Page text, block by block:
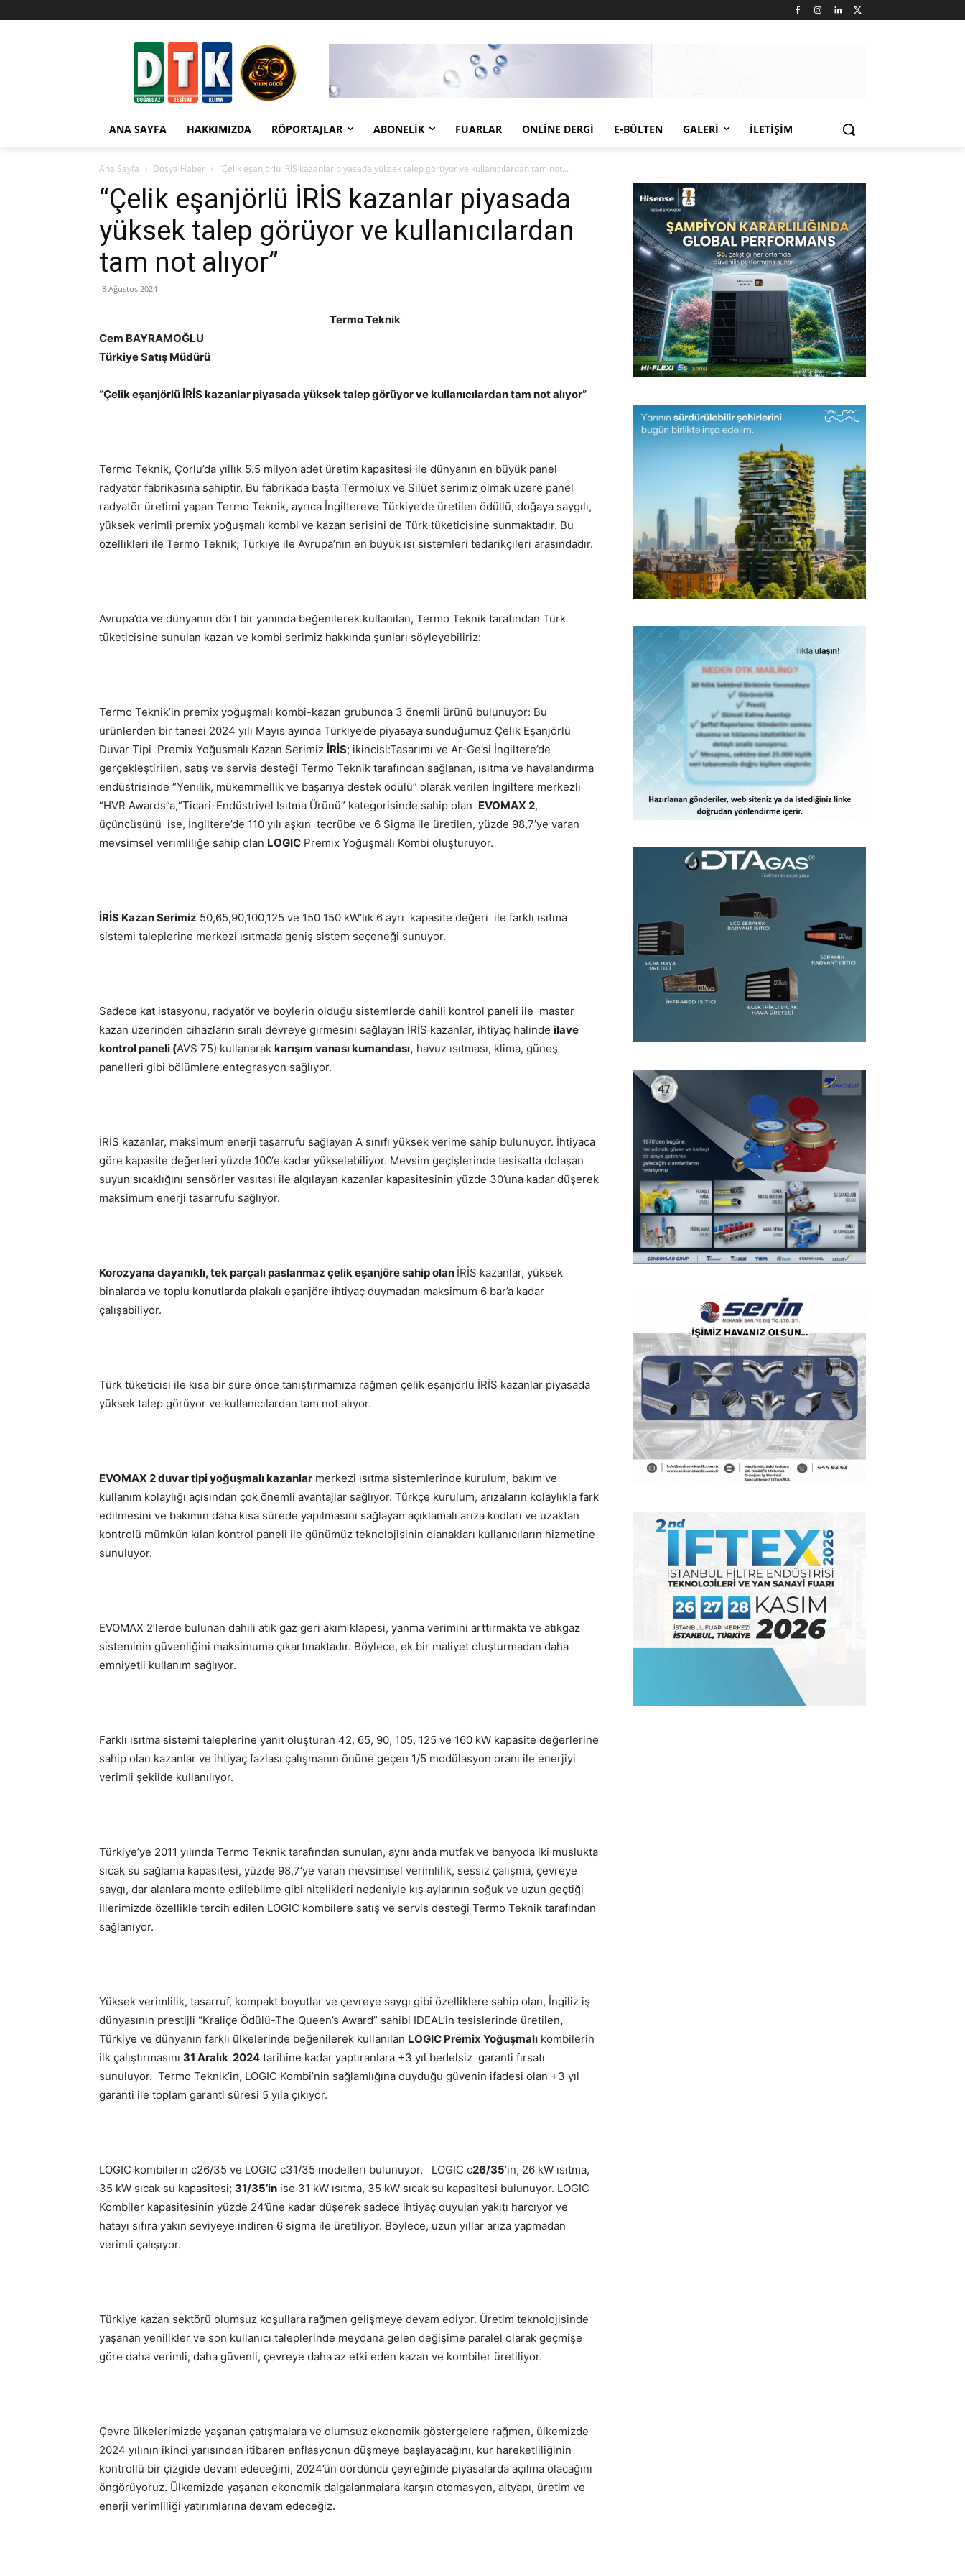
ANA SAYFA HAKKIMIZDA RÖPORTAJLAR ABONELIK FUARLAR ONLINE DERGI E-BÜLTEN GALERI İLETIŞIM
Ana Sayfa Dosya Haber “Çelik eşanjörlü İRİS kazanlar piyasada yüksek talep görüyor ve kullanıcılardan tam not...
“Çelik eşanjörlü İRİS kazanlar piyasada
yüksek talep görüyor ve kullanıcılardan
tam not alıyor”
8 Ağustos 2024
Termo Teknik
Cem BAYRAMOĞLU
Türkiye Satış Müdürü
“Çelik eşanjörlü İRİS kazanlar piyasada yüksek talep görüyor ve kullanıcılardan tam not alıyor”
Termo Teknik, Çorlu’da yıllık 5.5 milyon adet üretim kapasitesi ile dünyanın en büyük panel
radyatör fabrikasına sahiptir. Bu fabrikada başta Termolux ve Silüet serimiz olmak üzere panel
radyatör üretimi yapan Termo Teknik, ayrıca İngiltereve Türkiye’de üretilen ödüllü, doğaya saygılı,
yüksek verimli premix yoğuşmalı kombi ve kazan serisini de Türk tüketicisine sunmaktadır. Bu
özellikleri ile Termo Teknik, Türkiye ile Avrupa’nın en büyük ısı sistemleri tedarikçileri arasındadır.
Avrupa’da ve dünyanın dört bir yanında beğenilerek kullanılan, Termo Teknik tarafından Türk
tüketicisine sunulan kazan ve kombi serimiz hakkında şunları söyleyebiliriz:
Termo Teknik’in premix yoğuşmalı kombi-kazan grubunda 3 önemli ürünü bulunuyor: Bu
ürünlerden bir tanesi 2024 yılı Mayıs ayında Türkiye’de piyasaya sunduğumuz Çelik Eşanjörlü
Duvar Tipi Premix Yoğusmalı Kazan Serimiz İRİS; ikincisi:Tasarımı ve Ar-Ge’si İngiltere’de
gerçekleştirilen, satış ve servis desteği Termo Teknik tarafından sağlanan, ısıtma ve havalandırma
endüstrisinde “Yenilik, mükemmellik ve başarıya destek ödülü” olarak verilen İngiltere merkezli
“HVR Awards”a,“Ticari-Endüstriyel Isıtma Ürünü” kategorisinde sahip olan EVOMAX 2,
üçüncüsünü ise, İngiltere’de 110 yılı aşkın tecrübe ve 6 Sigma ile üretilen, yüzde 98,7’ye varan
mevsimsel verimliliğe sahip olan LOGIC Premix Yoğuşmalı Kombi oluşturuyor.
İRİS Kazan Serimiz 50,65,90,100,125 ve 150 150 kW’lık 6 ayrı kapasite değeri ile farklı ısıtma
sistemi taleplerine merkezi ısıtmada geniş sistem seçeneği sunuyor.
Sadece kat istasyonu, radyatör ve boylerin olduğu sistemlerde dahili kontrol paneli ile master
kazan üzerinden cihazların sıralı devreye girmesini sağlayan İRİS kazanlar, ihtiyaç halinde ilave
kontrol paneli (AVS 75) kullanarak karışım vanası kumandası, havuz ısıtması, klima, güneş
panelleri gibi bölümlere entegrasyon sağlıyor.
İRİS kazanlar, maksimum enerji tasarrufu sağlayan A sınıfı yüksek verime sahip bulunuyor. İhtiyaca
göre kapasite değerleri yüzde 100‘e kadar yükselebiliyor. Mevsim geçişlerinde tesisatta dolaşan
suyun sıcaklığını sensörler vasıtası ile algılayan kazanlar kapasitesinin yüzde 30’una kadar düşerek
maksimum enerji tasarrufu sağlıyor.
Korozyana dayanıklı, tek parçalı paslanmaz çelik eşanjöre sahip olan İRİS kazanlar, yüksek
binalarda ve toplu konutlarda plakalı eşanjöre ihtiyaç duymadan maksimum 6 bar’a kadar
çalışabiliyor.
Türk tüketicisi ile kısa bir süre önce tanıştırmamıza rağmen çelik eşanjörlü İRİS kazanlar piyasada
yüksek talep görüyor ve kullanıcılardan tam not alıyor.
EVOMAX 2 duvar tipi yoğuşmalı kazanlar merkezi ısıtma sistemlerinde kurulum, bakım ve
kullanım kolaylığı açısından çok önemli avantajlar sağlıyor. Türkçe kurulum, arızaların kolaylıkla fark
edilmesini ve bakımın daha kısa sürede yapılmasını sağlayan açıklamalı arıza kodları ve uzaktan
kontrolü mümkün kılan kontrol paneli ile günümüz teknolojisinin olanakları kullanıcıların hizmetine
sunuluyor.
EVOMAX 2’lerde bulunan dahili atık gaz geri akım klapesi, yanma verimini arttırmakta ve atıkgaz
sisteminin güvenliğini maksimuma çıkartmaktadır. Böylece, ek bir maliyet oluşturmadan daha
emniyetli kullanım sağlıyor.
Farklı ısıtma sistemi taleplerine yanıt oluşturan 42, 65, 90, 105, 125 ve 160 kW kapasite değerlerine
sahip olan kazanlar ve ihtiyaç fazlası çalışmanın önüne geçen 1/5 modülasyon oranı ile enerjiyi
verimli şekilde kullanılıyor.
Türkiye’ye 2011 yılında Termo Teknik tarafından sunulan, aynı anda mutfak ve banyoda iki muslukta
sıcak su sağlama kapasitesi, yüzde 98,7’ye varan mevsimsel verimlilik, sessiz çalışma, çevreye
saygı, dar alanlara monte edilebilme gibi nitelikleri nedeniyle kış aylarının soğuk ve uzun geçtiği
illerimizde özellikle tercih edilen LOGIC kombilere satış ve servis desteği Termo Teknik tarafından
sağlanıyor.
Yüksek verimlilik, tasarruf, kompakt boyutlar ve çevreye saygı gibi özelliklere sahip olan, İngiliz iş
dünyasının prestijli “Kraliçe Ödülü-The Queen’s Award” sahibi IDEAL’in tesislerinde üretilen,
Türkiye ve dünyanın farklı ülkelerinde beğenilerek kullanılan LOGIC Premix Yoğuşmalı kombilerin
ilk çalıştırmasını 31 Aralık 2024 tarihine kadar yaptıranlara +3 yıl bedelsiz garanti fırsatı
sunuluyor. Termo Teknik’in, LOGIC Kombi’nin sağlamlığına duyduğu güvenin ifadesi olan +3 yıl
garanti ile toplam garanti süresi 5 yıla çıkıyor.
LOGIC kombilerin c26/35 ve LOGIC c31/35 modelleri bulunuyor. LOGIC c26/35’in, 26 kW ısıtma,
35 kW sıcak su kapasitesi; 31/35’in ise 31 kW ısıtma, 35 kW sıcak su kapasitesi bulunuyor. LOGIC
Kombiler kapasitesinin yüzde 24’üne kadar düşerek sadece ihtiyaç duyulan yakıtı harcıyor ve
hatayı sıfıra yakın seviyeye indiren 6 sigma ile üretiliyor. Böylece, uzun yıllar arıza yapmadan
verimli çalışıyor.
Türkiye kazan sektörü olumsuz koşullara rağmen gelişmeye devam ediyor. Üretim teknolojisinde
yaşanan yenilikler ve son kullanıcı taleplerinde meydana gelen değişime paralel olarak geçmişe
göre daha verimli, daha güvenli, çevreye daha az etki eden kazan ve kombiler üretiliyor.
Çevre ülkelerimizde yaşanan çatışmalara ve olumsuz ekonomik göstergelere rağmen, ülkemizde
2024 yılının ikinci yarısından itibaren enflasyonun düşmeye başlayacağını, kur hareketliliğinin
kontrollü bir çizgide devam edeceğini, 2024’ün dördüncü çeyreğinde piyasalarda açılma olacağını
öngörüyoruz. Ülkemizde yaşanan ekonomik dalgalanmalara karşın otomasyon, altyapı, üretim ve
enerji verimliliği yatırımlarına devam edeceğiz.